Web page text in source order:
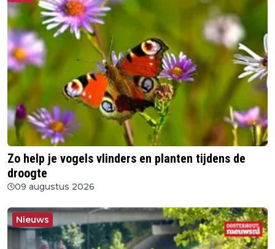
Zo help je vogels vlinders en planten tijdens de
droogte
09 augustus 2026
Nieuws